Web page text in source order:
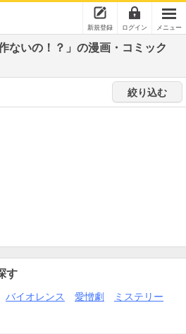
新規登録 ログイン メニュー
ないの！？」の漫画・コミック
絞り込む
す
バイオレンス 愛憎劇
ミステリー